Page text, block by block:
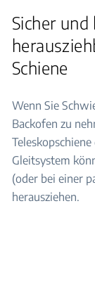
Sicher und
Schiene
Wenn Sie
Backofen zu
Gleitsystem
(oder bei einer
herausziehen.